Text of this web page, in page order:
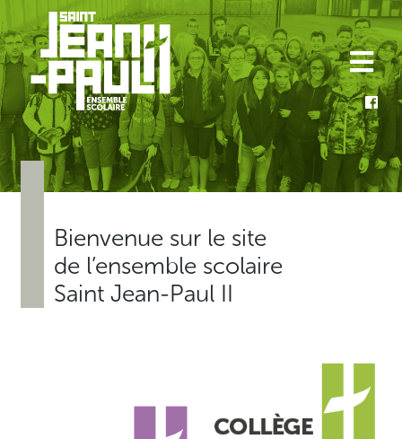
to
content
Bienvenue sur le site
de l’ensemble scolaire
Saint Jean-Paul II